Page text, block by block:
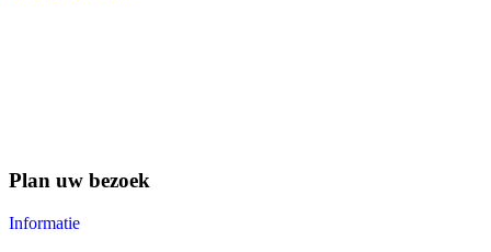
Plan uw bezoek
Informatie